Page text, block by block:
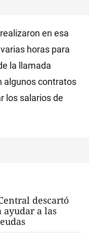
en esa
horas para
la llamada
algunos contratos
los salarios de
descartó
a las